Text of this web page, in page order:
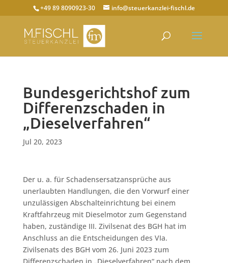
+49 89 8090923-30 info@steuerkanzlei-fischl.de
Bundesgerichtshof zum
Differenzschaden in
„Dieselverfahren“
Jul 20, 2023
Der u. a. für Schadensersatzansprüche aus
unerlaubten Handlungen, die den Vorwurf einer
unzulässigen Abschalteinrichtung bei einem
Kraftfahrzeug mit Dieselmotor zum Gegenstand
haben, zuständige III. Zivilsenat des BGH hat im
Anschluss an die Entscheidungen des VIa.
Zivilsenats des BGH vom 26. Juni 2023 zum